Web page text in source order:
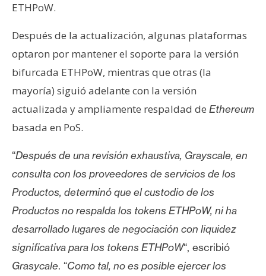
ETHPoW.
Después de la actualización, algunas plataformas
optaron por mantener el soporte para la versión
bifurcada ETHPoW, mientras que otras (la
mayoría) siguió adelante con la versión
actualizada y ampliamente respaldad de Ethereum
basada en PoS.
“Después de una revisión exhaustiva, Grayscale, en
consulta con los proveedores de servicios de los
Productos, determinó que el custodio de los
Productos no respalda los tokens ETHPoW, ni ha
desarrollado lugares de negociación con liquidez
significativa para los tokens ETHPoW“, escribió
Grasycale. “Como tal, no es posible ejercer los